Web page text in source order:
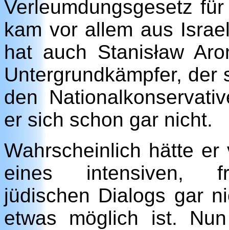
Verleumdungsgesetz
kam vor allem aus
hat auch Stanisław
Untergrundkämpfer,
den
er sich schon gar nicht.
Wahrscheinlich hätte
eines intensiven,
jüdischen Dialogs gar
etwas möglich ist.